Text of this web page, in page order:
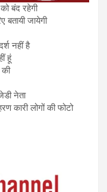
बंद रहेगी
बतायी जायेगी
नहीं है
हूं
नेता
कारी लोगों की फोटो